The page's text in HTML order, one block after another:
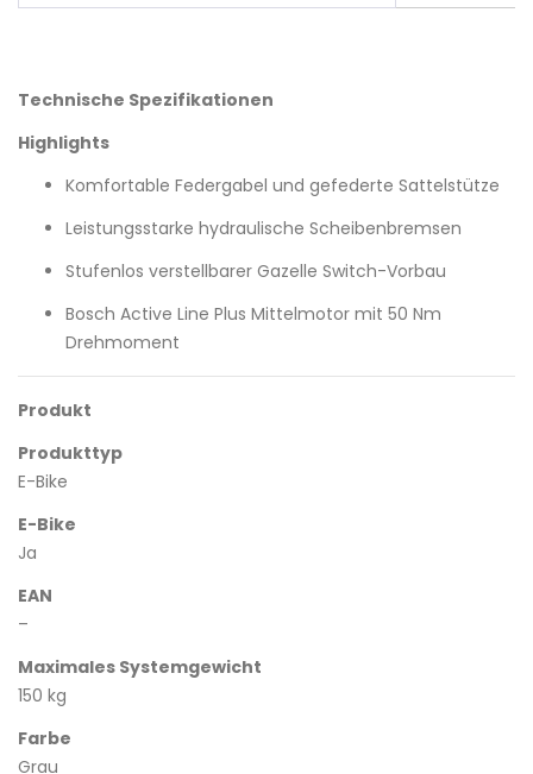
Technische Spezifikationen
Highlights
Komfortable Federgabel und gefederte Sattelstütze
Leistungsstarke hydraulische Scheibenbremsen
Stufenlos verstellbarer Gazelle Switch-Vorbau
Bosch Active Line Plus Mittelmotor mit 50 Nm
Drehmoment
Produkt
Produkttyp
E-Bike
E-Bike
Ja
EAN
–
Maximales Systemgewicht
150 kg
Farbe
Grau